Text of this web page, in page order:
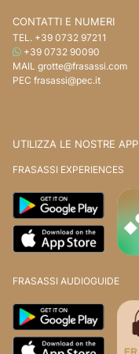
CONTATTI E NUMERI
TEL. +39 0732 97211
WHATSAPP
+39 0732 90090
MAIL grotte@frasassi.com
PEC frasassi@pec.it
UTILIZZA LE NOSTRE APP
FRASASSI EXPERIENCES
FRASASSI AUDIOGUIDE